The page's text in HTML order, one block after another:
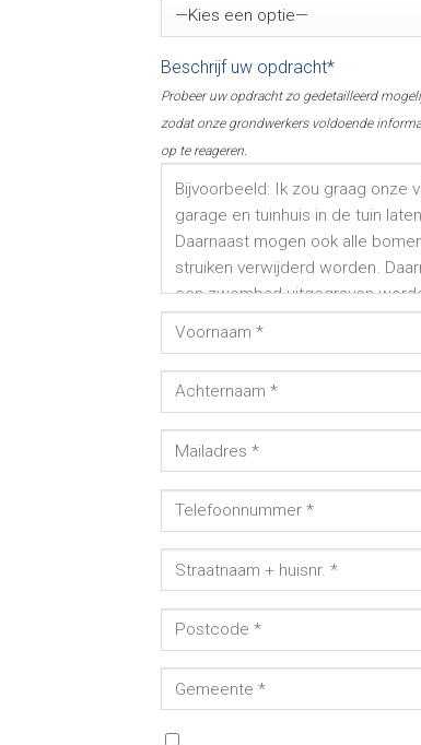
Beschrijf uw opdracht*
Probeer uw opdracht zo gedetailleerd
zodat onze grondwerkers voldoende
op te reageren.